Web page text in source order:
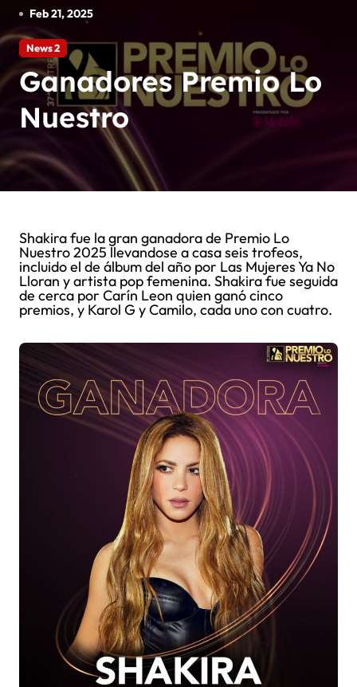
Feb 21, 2025
News 2
Ganadores Premio Lo
Nuestro
Shakira fue la gran ganadora de Premio Lo
Nuestro 2025 llevandose a casa seis trofeos,
incluido el de álbum del año por Las Mujeres Ya No
Lloran y artista pop femenina. Shakira fue seguida
de cerca por Carín Leon quien ganó cinco
premios, y Karol G y Camilo, cada uno con cuatro.